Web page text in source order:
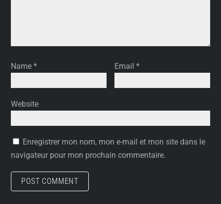
Name* Email*
Website
Enregistrer mon nom, mon e-mail et mon site dans le
navigateur pour mon prochain commentaire.